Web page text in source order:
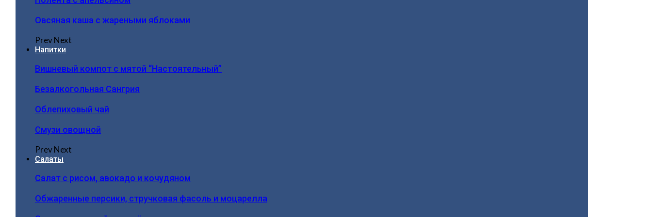
Овсяная каша с жареными яблоками
PrevNext
Напитки
Вишневый компот с мятой “Настоятельный”
Безалкогольная Сангрия
Облепиховый чай
Смузи овощной
PrevNext
Салаты
Салат с рисом, авокадо и кочудяном
Обжаренные персики, стручковая фасоль и моцарелла